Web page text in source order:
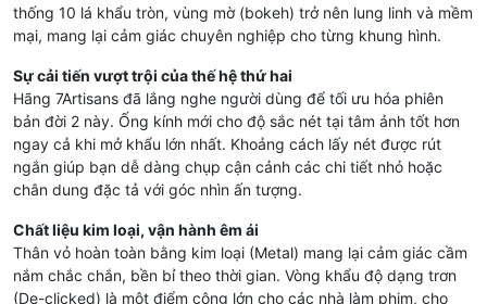
thống 10 lá khẩu tròn, vùng mờ (bokeh) trở nên lung linh và mềm
mại, mang lại cảm giác chuyên nghiệp cho từng khung hình.
Sự cải tiến vượt trội của thế hệ thứ hai
Hãng 7Artisans đã lắng nghe người dùng để tối ưu hóa phiên
bản đời 2 này. Ống kính mới cho độ sắc nét tại tâm ảnh tốt hơn
ngay cả khi mở khẩu lớn nhất. Khoảng cách lấy nét được rút
ngắn giúp bạn dễ dàng chụp cận cảnh các chi tiết nhỏ hoặc
chân dung đặc tả với góc nhìn ấn tượng.
Chất liệu kim loại, vận hành êm ái
Thân vỏ hoàn toàn bằng kim loại (Metal) mang lại cảm giác cầm
nắm chắc chắn, bền bỉ theo thời gian. Vòng khẩu độ dạng trơn
(De-clicked) là một điểm cộng lớn cho các nhà làm phim, cho